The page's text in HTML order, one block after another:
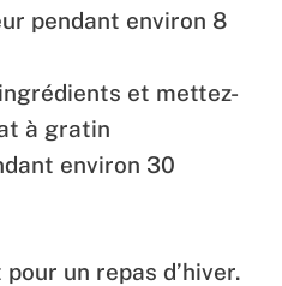
pendant environ 8
et mettez-
à gratin
environ 30
un repas d’hiver.